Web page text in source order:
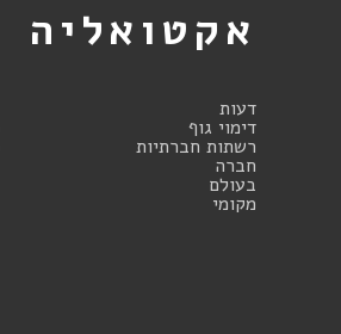
אקטואליה
דעות
דימוי גוף
רשתות חברתיות
חברה
בעולם
מקומי